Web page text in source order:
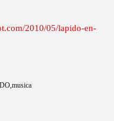
2010/05/lapido-en-
musica